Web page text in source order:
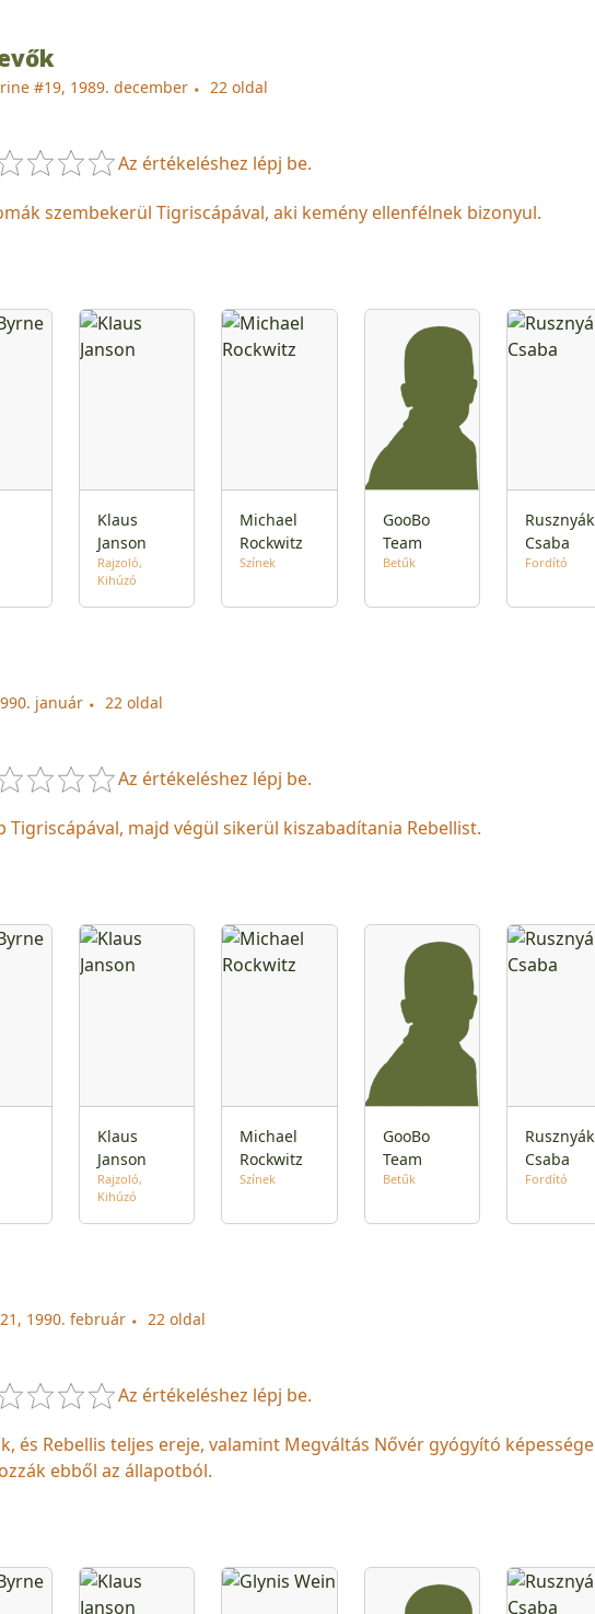
#19, 1989. december
22 oldal
Az értékeléshez lépj be.
szembekerül Tigriscápával, aki kemény ellenfélnek bizonyul.
Klaus
Janson
Rajzoló
Kihúzó
Michael
Rockwitz
Színek
GooBo
Team
Betűk
Rusznyák
Csaba
Fordító
január
22 oldal
Az értékeléshez lépj be.
Tigriscápával, majd végül sikerül kiszabadítania Rebellist.
Klaus
Janson
Rajzoló
Kihúzó
Michael
Rockwitz
Színek
GooBo
Team
Betűk
Rusznyák
Csaba
Fordító
1990. február
22 oldal
Az értékeléshez lépj be.
és Rebellis teljes ereje, valamint Megváltás Nővér gyógyító képessége
ebből az állapotból.